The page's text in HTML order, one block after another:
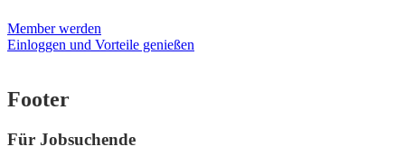
Member werden
Einloggen und Vorteile genießen
Footer
Für Jobsuchende